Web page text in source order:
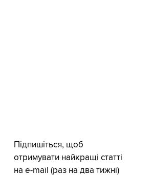
Підпишіться, щоб
отримувати найкращі статті
на e-mail (раз на два тижні)